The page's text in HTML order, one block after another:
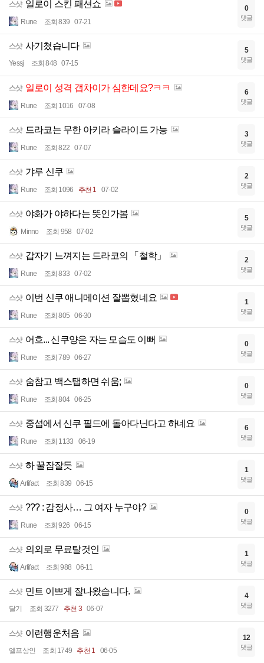
스샷 일로이 스킨 패션쇼
Rune 조회 839 07-21
0
댓글
스샷 사기쳤습니다
Yessj 조회 848 07-15
5
댓글
스샷 일로이 성격 갭차이가 심한데요?ㅋㅋ
Rune 조회 1016 07-08
6
댓글
스샷 드라코는 무한 아키라 슬라이드 가능
Rune 조회 822 07-07
3
댓글
스샷 갸루 신쿠
Rune 조회 1096 추천 1 07-02
2
댓글
스샷 야화가 야하다는 뜻인가봄
Minno 조회 958 07-02
5
댓글
스샷 갑자기 느껴지는 드라코의 「철학」
Rune 조회 833 07-02
2
댓글
스샷 이번 신쿠 애니메이션 잘뽑혔네요
Rune 조회 805 06-30
1
댓글
스샷 어흐... 신쿠양은 자는 모습도 이뻐
Rune 조회 789 06-27
0
댓글
스샷 숨참고 백스탭하면 쉬움;
Rune 조회 804 06-25
0
댓글
스샷 중섭에서 신쿠 필드에 돌아다닌다고 하네요
Rune 조회 1133 06-19
6
댓글
스샷 하 꿀잠잘듯
Artifact 조회 839 06-15
1
댓글
스샷 ??? : 감정사… 그 여자 누구야?
Rune 조회 926 06-15
0
댓글
스샷 의외로 무료탈것인
Artifact 조회 988 06-11
1
댓글
스샷 민트 이쁘게 잘나왔습니다.
달기 조회 3277 추천 3 06-07
4
댓글
스샷 이런행운처음
엘프상인 조회 1749 추천 1 06-05
12
댓글